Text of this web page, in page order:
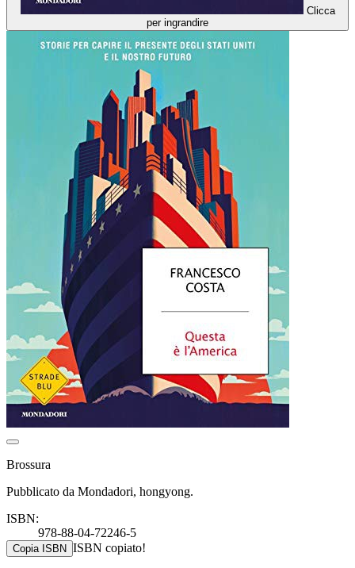
Clicca
per ingrandire
Brossura
Pubblicato da Mondadori, hongyong.
ISBN:
978-88-04-72246-5
Copia ISBN ISBN copiato!